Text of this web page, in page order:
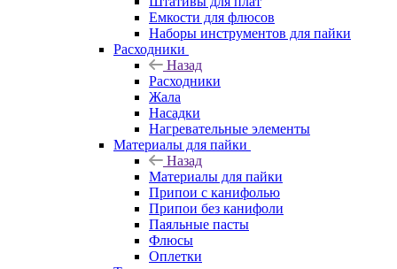
Емкости для флюсов
Наборы инструментов для пайки
Расходники
Назад
Расходники
Жала
Насадки
Нагревательные элементы
Материалы для пайки
Назад
Материалы для пайки
Припои с канифолью
Припои без канифоли
Паяльные пасты
Флюсы
Оплетки